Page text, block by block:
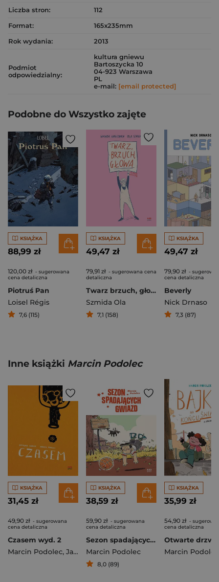
Liczba stron:
112
Format:
165x235mm
Rok wydania:
2013
Podmiot
odpowiedzialny:
kultura gniewu
Bartoszycka 10
04-923 Warszawa
PL
e-mail: [email protected]
Podobne do Wszystko zajęte
KSIĄŻKA
88,99 zł
120,00 zł - sugerowana
cena detaliczna
Piotruś Pan
Loisel Régis
7,6 (115)
KSIĄŻKA
49,47 zł
79,91 zł - sugerowana cena
detaliczna
Twarz brzuch, głowa
Szmida Ola
7,1 (158)
KSIĄŻKA
49,47 zł
79,90 zł -
cena detaliczna
Beverly
Nick Drnaso
7,3 (87)
Inne książki Marcin Podolec
KSIĄŻKA
31,45 zł
49,90 zł - sugerowana
cena detaliczna
Czasem wyd. 2
Marcin Podolec, Janusz Grzegorz
KSIĄŻKA
38,59 zł
59,90 zł - sugerowana
cena detaliczna
Sezon spadających gwiazd
Marcin Podolec
8,0 (89)
KSIĄŻKA
35,99 zł
54,90 zł -
cena detaliczna
Marcin Podolec